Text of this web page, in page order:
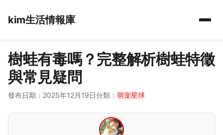
kim生活情報庫
樹蛙有毒嗎？完整解析樹蛙特徵
與常見疑問
發布日期：2025年12月19日分類： 萌宠星球